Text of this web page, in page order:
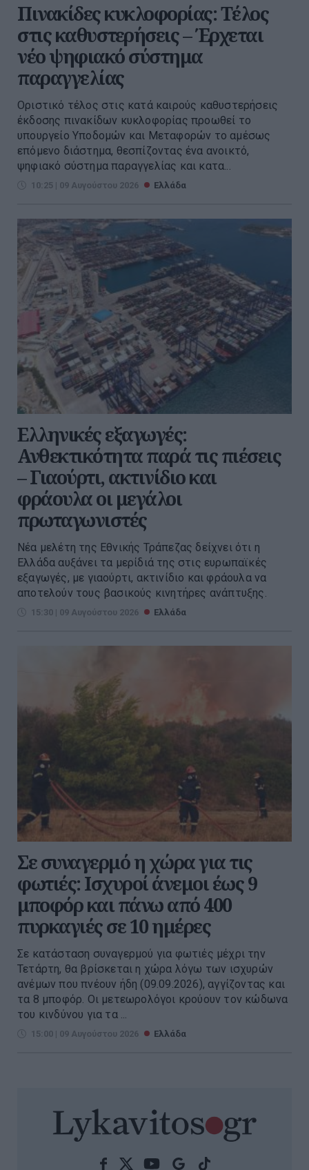
Πινακίδες κυκλοφορίας: Τέλος
στις καθυστερήσεις – Έρχεται
νέο ψηφιακό σύστημα
παραγγελίας
Οριστικό τέλος στις κατά καιρούς καθυστερήσεις
έκδοσης πινακίδων κυκλοφορίας προωθεί το
υπουργείο Υποδομών και Μεταφορών το αμέσως
επόμενο διάστημα, θεσπίζοντας ένα ανοικτό,
ψηφιακό σύστημα παραγγελίας και κατα...
10:25 | 09 Αυγούστου 2026 Ελλάδα
Ελληνικές εξαγωγές:
Ανθεκτικότητα παρά τις πιέσεις
– Γιαούρτι, ακτινίδιο και
φράουλα οι μεγάλοι
πρωταγωνιστές
Νέα μελέτη της Εθνικής Τράπεζας δείχνει ότι η
Ελλάδα αυξάνει τα μερίδιά της στις ευρωπαϊκές
εξαγωγές, με γιαούρτι, ακτινίδιο και φράουλα να
αποτελούν τους βασικούς κινητήρες ανάπτυξης.
15:30 | 09 Αυγούστου 2026 Ελλάδα
Σε συναγερμό η χώρα για τις
φωτιές: Ισχυροί άνεμοι έως 9
μποφόρ και πάνω από 400
πυρκαγιές σε 10 ημέρες
Σε κατάσταση συναγερμού για φωτιές μέχρι την
Τετάρτη, θα βρίσκεται η χώρα λόγω των ισχυρών
ανέμων που πνέουν ήδη (09.09.2026), αγγίζοντας και
τα 8 μποφόρ. Οι μετεωρολόγοι κρούουν τον κώδωνα
του κινδύνου για τα ...
15:00 | 09 Αυγούστου 2026 Ελλάδα